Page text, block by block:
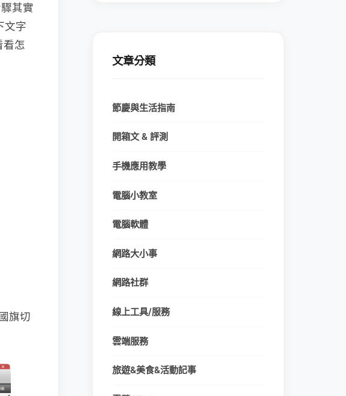
其實
文字
看怎
旗切
文章分類
節慶與生活指南
開箱文 & 評測
手機應用教學
電腦小教室
電腦軟體
網路大小事
網路社群
線上工具/服務
雲端服務
旅遊&美食&活動記事